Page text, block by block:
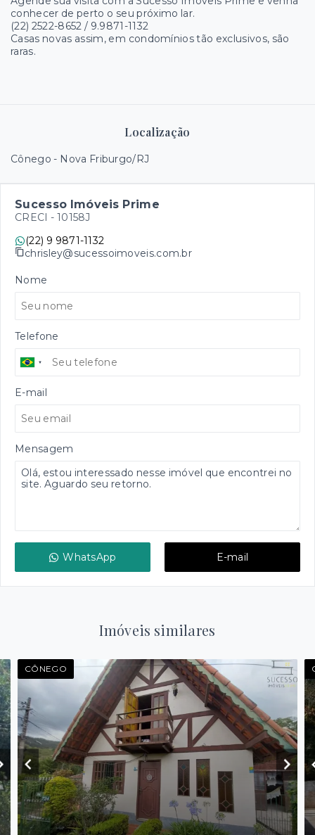
conhecer de perto o seu próximo lar.
(22) 2522-8652 / 9.9871-1132
Casas novas assim, em condomínios tão exclusivos, são
raras.
Localização
Cônego - Nova Friburgo/RJ
Sucesso Imóveis Prime
CRECI - 10158J
(22) 9 9871-1132
chrisley@sucessoimoveis.com.br
Nome
Telefone
E-mail
Mensagem
WhatsApp E-mail
Imóveis similares
CÔNEGO